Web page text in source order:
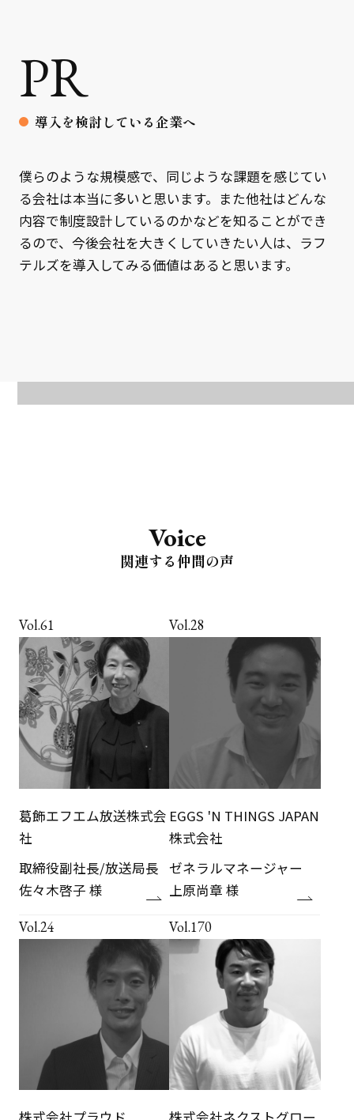
PR
導入を検討している企業へ
僕らのような規模感で、同じような課題を感じてい
る会社は本当に多いと思います。また他社はどんな
内容で制度設計しているのかなどを知ることができ
るので、今後会社を大きくしていきたい人は、ラフ
テルズを導入してみる価値はあると思います。
Voice
関連する仲間の声
Vol.61
葛飾エフエム放送株式会
社
取締役副社長/放送局長
佐々木啓子 様
Vol.28
EGGS 'N THINGS JAPAN
株式会社
ゼネラルマネージャー
上原尚章 様
Vol.24 Vol.170